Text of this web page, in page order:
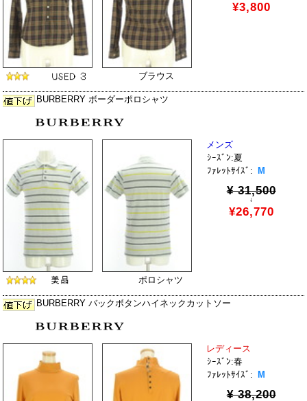
¥3,800
ブラウス
BURBERRY ボーダーポロシャツ
メンズ
ｼｰｽﾞﾝ:夏
ﾌｧﾚｯﾄｻｲｽﾞ:
M
¥ 31,500
↓
¥26,770
ポロシャツ
BURBERRY バックボタンハイネックカットソー
レディース
ｼｰｽﾞﾝ:春
ﾌｧﾚｯﾄｻｲｽﾞ:
M
¥ 38,200